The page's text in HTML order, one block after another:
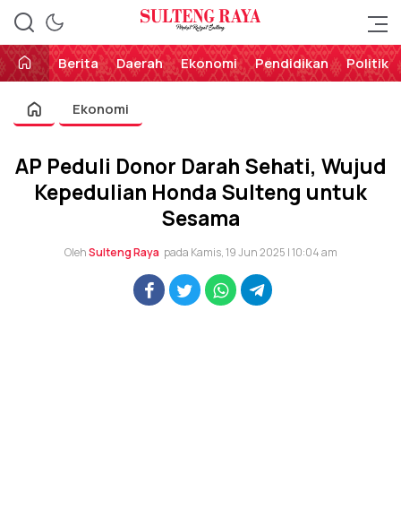
Sulteng Raya
Perekat Rakyat Sulteng
Berita
Daerah Ekonomi Pendidikan Politik
Ekonomi
AP Peduli Donor Darah Sehati, Wujud
Kepedulian Honda Sulteng untuk
Sesama
OlehSulteng Raya pada Kamis, 19 Jun 2025 | 10:04 am